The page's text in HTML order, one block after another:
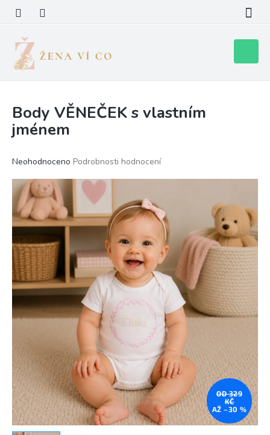
obsah
košík
Body VĚNEČEK s vlastním
jménem
Průměrné
produktu
je
0,0
z
5
hvězdiček.
Neohodnoceno Podrobnosti hodnocení
OD 329
KČ
AŽ –30 %